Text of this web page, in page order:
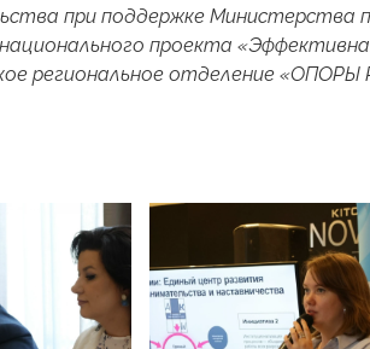
при поддержке Министерства
проекта
региональное отделение